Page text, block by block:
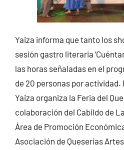
Yaiza informa que tanto los
sesión gastro literaria
las horas señaladas en el
de 20 personas por actividad.
Yaiza organiza la Feria del
colaboración del Cabildo de
Área de Promoción
Asociación de Queserías